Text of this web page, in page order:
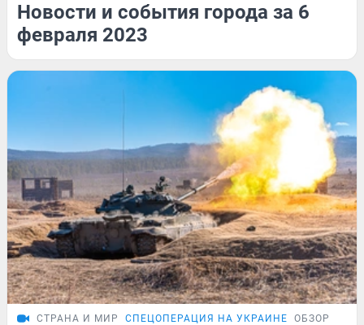
Новости и события города за 6
февраля 2023
СТРАНА И МИР СПЕЦОПЕРАЦИЯ НА УКРАИНЕ ОБЗОР